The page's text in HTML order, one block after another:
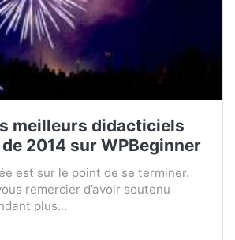
meilleurs didacticiels
2014 sur WPBeginner
est sur le point de se terminer.
remercier d’avoir soutenu
plus...